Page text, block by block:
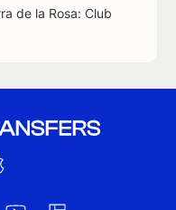
de la Rosa: Club